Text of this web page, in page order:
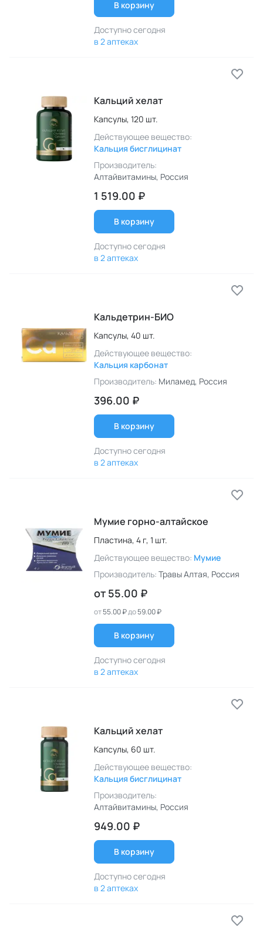
В корзину
Доступно сегодня
в 2 аптеках
Кальций хелат
Капсулы, 120 шт.
Действующее вещество:
Кальция бисглицинат
Производитель:
Алтайвитамины, Россия
1 519.00 ₽
В корзину
Доступно сегодня
в 2 аптеках
Кальдетрин-БИО
Капсулы, 40 шт.
Действующее вещество:
Кальция карбонат
Производитель: Миламед, Россия
396.00 ₽
В корзину
Доступно сегодня
в 2 аптеках
Мумие горно-алтайское
Пластина, 4 г, 1 шт.
Действующее вещество: Мумие
Производитель: Травы Алтая, Россия
от 55.00 ₽
от55.00 ₽до59.00 ₽
В корзину
Доступно сегодня
в 2 аптеках
Кальций хелат
Капсулы, 60 шт.
Действующее вещество:
Кальция бисглицинат
Производитель:
Алтайвитамины, Россия
949.00 ₽
В корзину
Доступно сегодня
в 2 аптеках